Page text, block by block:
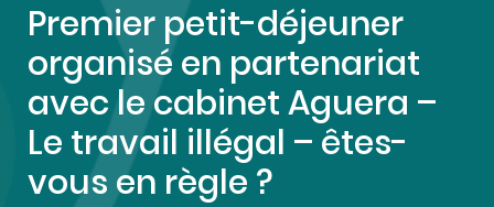
Premier petit-déjeuner
organisé en partenariat
avec le cabinet Aguera –
Le travail illégal – êtes-
vous en règle ?